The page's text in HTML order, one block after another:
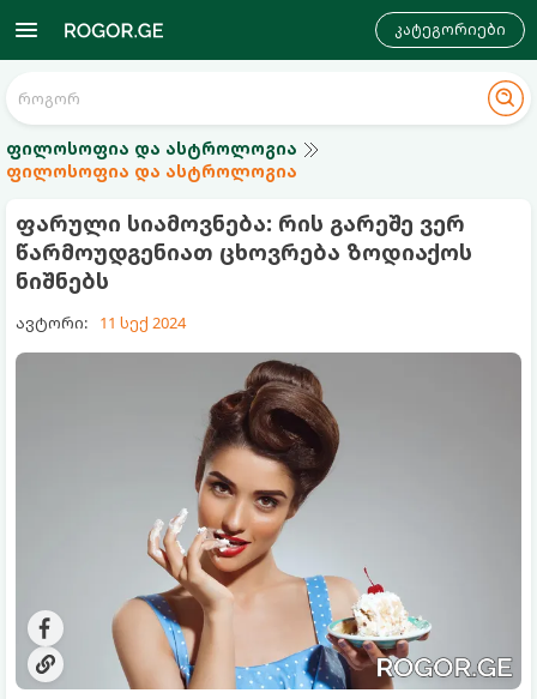
კატეგორიები
ფილოსოფია და ასტროლოგია
ფილოსოფია და ასტროლოგია
ფარული სიამოვნება: რის გარეშე ვერ
წარმოუდგენიათ ცხოვრება ზოდიაქოს
ნიშნებს
ავტორი: 11 სექ 2024